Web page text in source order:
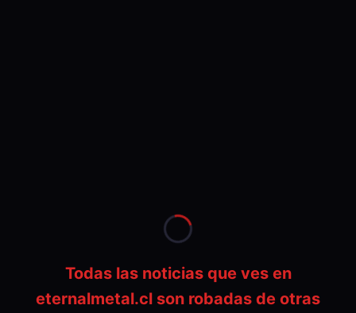
Todas las noticias que ves en
eternalmetal.cl son robadas de otras